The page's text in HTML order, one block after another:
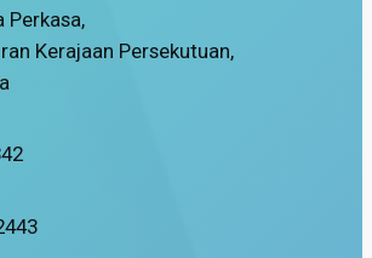
Perkasa,
Kerajaan Persekutuan,